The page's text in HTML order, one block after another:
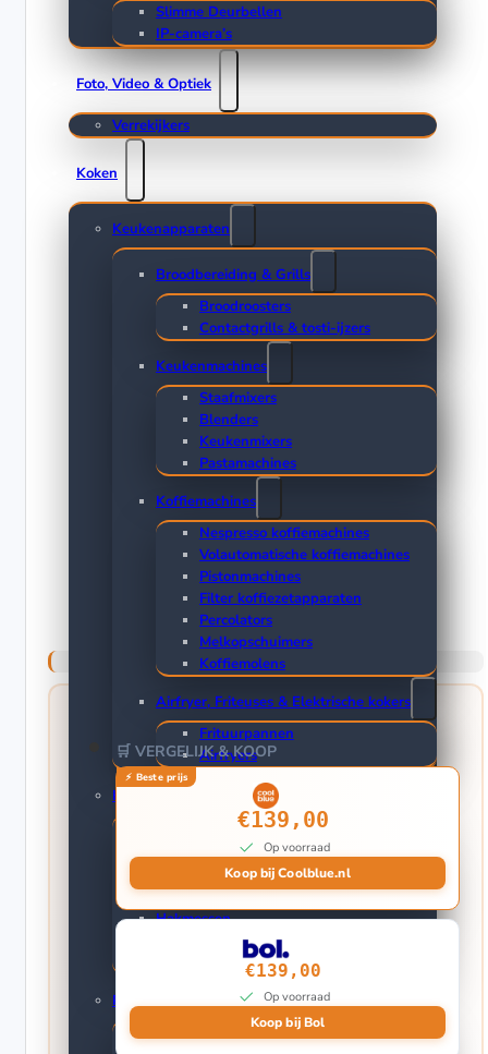
Slimme Deurbellen
IP-camera’s
Foto, Video & Optiek
Verrekijkers
Koken
Keukenapparaten
Broodbereiding & Grills
Broodroosters
Contactgrills & tosti-ijzers
Keukenmachines
Staafmixers
Blenders
Keukenmixers
Pastamachines
Koffiemachines
Nespresso koffiemachines
Volautomatische koffiemachines
Pistonmachines
Filter koffiezetapparaten
Percolators
Melkopschuimers
Koffiemolens
Airfryer, Friteuses & Elektrische kokers
Frituurpannen
Airfryers
Keukenmessen
Groentemessen
Nakiri messen
Officemessen
Hakmessen
Pannen
🛒 VERGELIJK & KOOP
€139,00
Op voorraad
Koop bij Coolblue.nl
€139,00
Op voorraad
Koop bij Bol